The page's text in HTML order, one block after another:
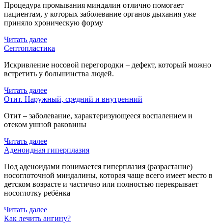
Процедура промывания миндалин отлично помогает
пациентам, у которых заболевание органов дыхания уже
приняло хроническую форму
Читать далее
Септопластика
Искривление носовой перегородки – дефект, который можно
встретить у большинства людей.
Читать далее
Отит. Наружный, средний и внутренний
Отит – заболевание, характеризующееся воспалением и
отеком ушной раковины
Читать далее
Аденоидная гиперплазия
Под аденоидами понимается гиперплазия (разрастание)
носоглоточной миндалины, которая чаще всего имеет место в
детском возрасте и частично или полностью перекрывает
носоглотку ребёнка
Читать далее
Как лечить ангину?